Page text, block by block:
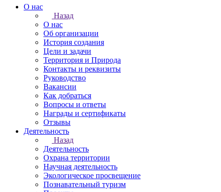
О нас
Назад
О нас
Об организации
История создания
Цели и задачи
Территория и Природа
Контакты и реквизиты
Руководство
Вакансии
Как добраться
Вопросы и ответы
Награды и сертификаты
Отзывы
Деятельность
Назад
Деятельность
Охрана территории
Научная деятельность
Экологическое просвещение
Познавательный туризм